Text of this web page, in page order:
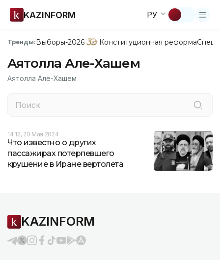
KAZINFORM РУ
Тренды:Выборы-2026 Конституционная реформа
Аятолла Але-Хашем
Аятолла Але-Хашем
14:12, 20 Мая 2024
Что известно о других
пассажирах потерпевшего
крушение в Иране вертолета
KAZINFORM